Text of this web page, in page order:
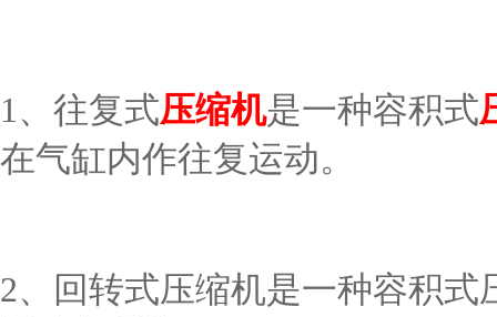
1、往复式压缩机是一种容积式
在气缸内作往复运动。
2、回转式压缩机是一种容积